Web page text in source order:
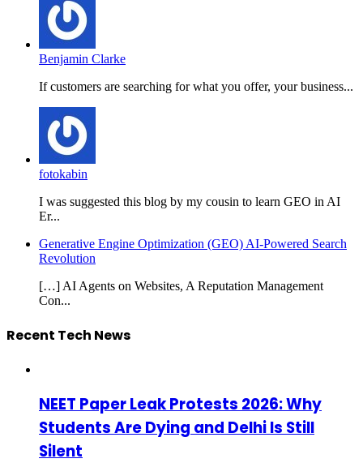
Benjamin Clarke
If customers are searching for what you offer, your business...
fotokabin
I was suggested this blog by my cousin to learn GEO in AI
Er...
Generative Engine Optimization (GEO) AI-Powered Search
Revolution
[…] AI Agents on Websites, A Reputation Management
Con...
Recent Tech News
NEET Paper Leak Protests 2026: Why
Students Are Dying and Delhi Is Still
Silent